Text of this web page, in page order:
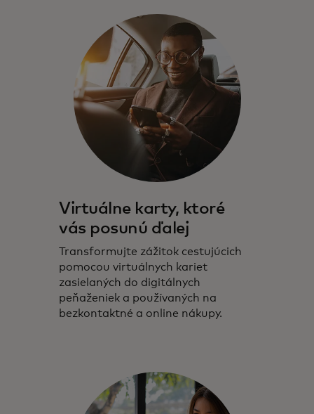
Virtuálne karty, ktoré
vás posunú ďalej
Transformujte zážitok cestujúcich
pomocou virtuálnych kariet
zasielaných do digitálnych
peňaženiek a používaných na
bezkontaktné a online nákupy.